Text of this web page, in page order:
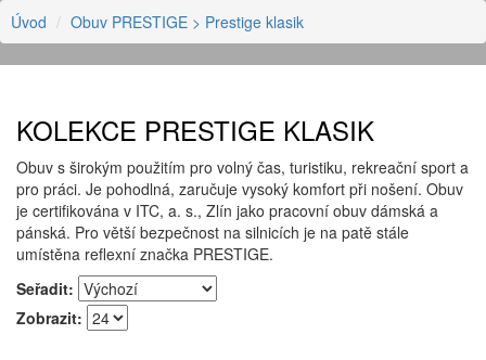
Úvod
Obuv PRESTIGE > Prestige klasik
KOLEKCE PRESTIGE KLASIK
Obuv s širokým použitím pro volný čas, turistiku, rekreační sport a
pro práci. Je pohodlná, zaručuje vysoký komfort při nošení. Obuv
je certifikována v ITC, a. s., Zlín jako pracovní obuv dámská a
pánská. Pro větší bezpečnost na silnicích je na patě stále
umístěna reflexní značka PRESTIGE.
Seřadit:
Zobrazit: